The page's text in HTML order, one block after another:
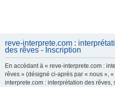
reve-interprete.com :
des rêves - Inscription
En accédant à « reve-interprete.com :
rêves » (désigné ci-après par « nous »,
interprete.com : interprétation des rêves,